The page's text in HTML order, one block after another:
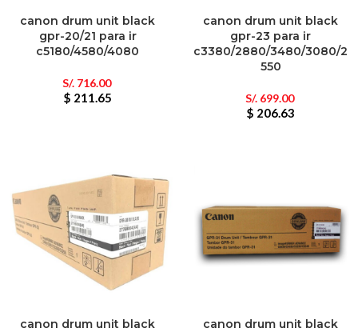
canon drum unit black
gpr-20/21 para ir
c5180/4580/4080
S/.716.00
$ 211.65
canon drum unit black
gpr-23 para ir
c3380/2880/3480/3080/2
550
S/.699.00
$ 206.63
canon drum unit black
canon drum unit black